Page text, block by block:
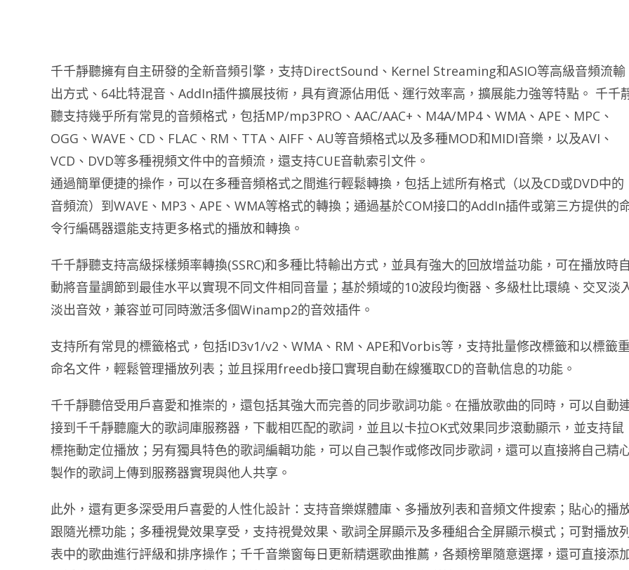
千千靜聽擁有自主研發的全新音頻引擎，支持DirectSound、Kernel Streaming和ASIO等高級音頻流輸
出方式、64比特混音、AddIn插件擴展技術，具有資源佔用低、運行效率高，擴展能力強等特點。 千千
聽支持幾乎所有常見的音頻格式，包括MP/mp3PRO、AAC/AAC+、M4A/MP4、WMA、APE、MPC、
OGG、WAVE、CD、FLAC、RM、TTA、AIFF、AU等音頻格式以及多種MOD和MIDI音樂，以及AVI、
VCD、DVD等多種視頻文件中的音頻流，還支持CUE音軌索引文件。
通過簡單便捷的操作，可以在多種音頻格式之間進行輕鬆轉換，包括上述所有格式（以及CD或DVD中的
音頻流）到WAVE、MP3、APE、WMA等格式的轉換；通過基於COM接口的AddIn插件或第三方提供的
令行編碼器還能支持更多格式的播放和轉換。
千千靜聽支持高級採樣頻率轉換(SSRC)和多種比特輸出方式，並具有強大的回放增益功能，可在播放時自
動將音量調節到最佳水平以實現不同文件相同音量；基於頻域的10波段均衡器、多級杜比環繞、交叉淡
淡出音效，兼容並可同時激活多個Winamp2的音效插件。
支持所有常見的標籤格式，包括ID3v1/v2、WMA、RM、APE和Vorbis等，支持批量修改標籤和以標籤重
命名文件，輕鬆管理播放列表；並且採用freedb接口實現自動在線獲取CD的音軌信息的功能。
千千靜聽倍受用戶喜愛和推崇的，還包括其強大而完善的同步歌詞功能。在播放歌曲的同時，可以自動
接到千千靜聽龐大的歌詞庫服務器，下載相匹配的歌詞，並且以卡拉OK式效果同步滾動顯示，並支持鼠
標拖動定位播放；另有獨具特色的歌詞編輯功能，可以自己製作或修改同步歌詞，還可以直接將自己精
製作的歌詞上傳到服務器實現與他人共享。
此外，還有更多深受用戶喜愛的人性化設計：支持音樂媒體庫、多播放列表和音頻文件搜索；貼心的播
跟隨光標功能；多種視覺效果享受，支持視覺效果、歌詞全屏顯示及多種組合全屏顯示模式；可對播放
表中的歌曲進行評級和排序操作；千千音樂窗每日更新精選歌曲推薦，各類榜單隨意選擇，還可直接添